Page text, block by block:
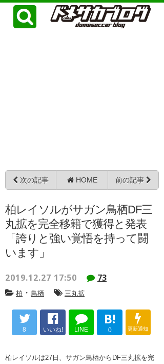
次の記事 HOME 前の記事
柏レイソルがサガン鳥栖DF三
丸拡を完全移籍で獲得と発表
「誇りと強い覚悟を持って闘
います」
2019.12.27 17:50 73
柏 ・ 鳥栖 三丸拡
8 いいね! LINE
B!
0 更新通知
柏レイソルは27日、サガン鳥栖からDF三丸拡を完